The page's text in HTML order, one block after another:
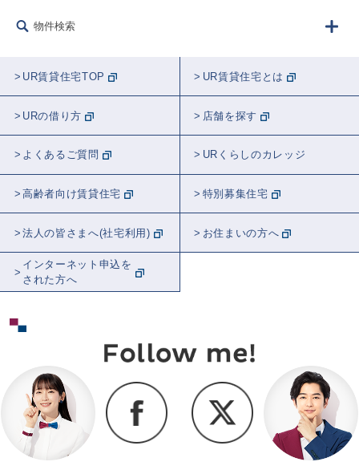
物件検索
UR賃貸住宅TOP UR賃貸住宅とは
URの借り方 店舗を探す
よくあるご質問 URくらしのカレッジ
高齢者向け賃貸住宅 特別募集住宅
法人の皆さまへ(社宅利用) お住まいの方へ
インターネット申込を
された方へ